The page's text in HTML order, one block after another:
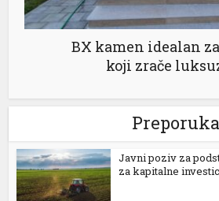
BX kamen idealan
koji zrače
Preporuka
Јavni poziv za
za kapitalne